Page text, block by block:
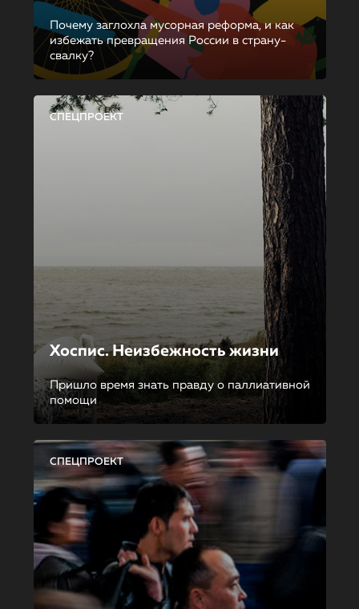
Почему заглохла мусорная реформа, и как
избежать превращения России в страну-
свалку?
СПЕЦПРОЕКТ
Хоспис. Неизбежность жизни
Пришло время знать правду о паллиативной
помощи
СПЕЦПРОЕКТ